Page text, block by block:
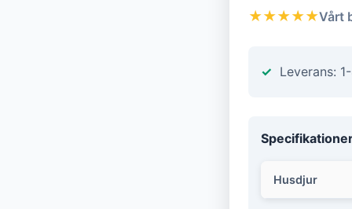
★★★★★Vårt
Leverans:
Husdjur